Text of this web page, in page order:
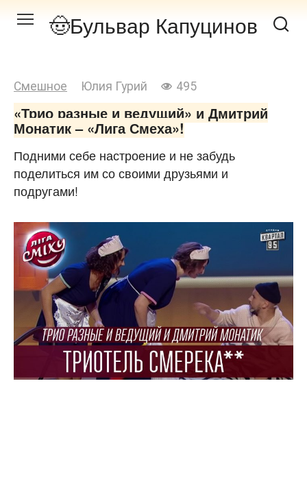
Перейти Бульвар Капуцинов
Смешное Юлия Гурий 495
«Трио разные и ведущий» и Дмитрий
Монатик – «Лига Смеха»!
Подними себе настроение и не забудь
поделиться им со своими друзьями и
подругами!